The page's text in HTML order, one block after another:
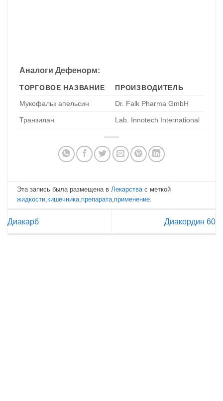
Аналоги Дефенорм:
ТОРГОВОЕ НАЗВАНИЕ
ПРОИЗВОДИТЕЛЬ
Мукофальк апельсин
Dr. Falk Pharma GmbH
Транзилан Lab. Innotech International
Эта запись была размещена вЛекарствас меткой
жидкости,кишечника,препарата,применение.
Диакарб Диакордин 60